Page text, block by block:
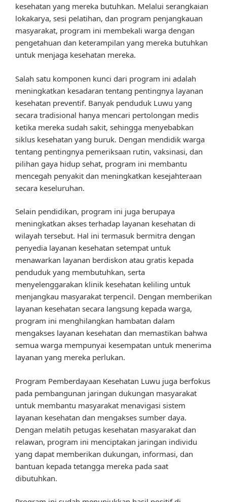
kesehatan yang mereka butuhkan. Melalui serangkaian
lokakarya, sesi pelatihan, dan program penjangkauan
masyarakat, program ini membekali warga dengan
pengetahuan dan keterampilan yang mereka butuhkan
untuk menjaga kesehatan mereka.
Salah satu komponen kunci dari program ini adalah
meningkatkan kesadaran tentang pentingnya layanan
kesehatan preventif. Banyak penduduk Luwu yang
secara tradisional hanya mencari pertolongan medis
ketika mereka sudah sakit, sehingga menyebabkan
siklus kesehatan yang buruk. Dengan mendidik warga
tentang pentingnya pemeriksaan rutin, vaksinasi, dan
pilihan gaya hidup sehat, program ini membantu
mencegah penyakit dan meningkatkan kesejahteraan
secara keseluruhan.
Selain pendidikan, program ini juga berupaya
meningkatkan akses terhadap layanan kesehatan di
wilayah tersebut. Hal ini termasuk bermitra dengan
penyedia layanan kesehatan setempat untuk
menawarkan layanan berdiskon atau gratis kepada
penduduk yang membutuhkan, serta
menyelenggarakan klinik kesehatan keliling untuk
menjangkau masyarakat terpencil. Dengan memberikan
layanan kesehatan secara langsung kepada warga,
program ini menghilangkan hambatan dalam
mengakses layanan kesehatan dan memastikan bahwa
semua warga mempunyai kesempatan untuk menerima
layanan yang mereka perlukan.
Program Pemberdayaan Kesehatan Luwu juga berfokus
pada pembangunan jaringan dukungan masyarakat
untuk membantu masyarakat menavigasi sistem
layanan kesehatan dan mengakses sumber daya.
Dengan melatih petugas kesehatan masyarakat dan
relawan, program ini menciptakan jaringan individu
yang dapat memberikan dukungan, informasi, dan
bantuan kepada tetangga mereka pada saat
dibutuhkan.